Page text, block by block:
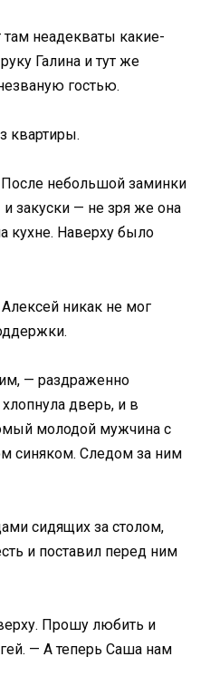
неадекваты какие-
Галина и тут же
гостью.
квартиры.
После небольшой заминки
закуски — не зря же она
кухне. Наверху было
никак не мог
— раздраженно
дверь, и в
молодой мужчина с
синяком. Следом за ним
сидящих за столом,
и поставил перед ним
Прошу любить и
— А теперь Саша нам